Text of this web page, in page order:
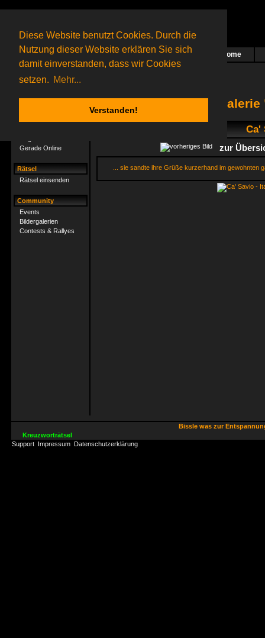
Diese Website benutzt Cookies. Durch die
Nutzung dieser Website erklären Sie sich
damit einverstanden, dass wir Cookies
setzen. Mehr...
Verstanden!
Das nächste Rätsel ist in Arbeit Home
104 Gagolganeronline(0 registrierte und 104 Gäste)
Gagolganer:
9732Rätsel online:
Gerade Online
Rätsel
Rätsel einsenden
Community
Events
Bildergalerien
Contests & Rallyes
Ca'
zur
... sie sandte ihre Grüße kurzerhand im gewohnten
Bissle was zur
Kreuzworträtsel
Support Impressum Datenschutzerklärung